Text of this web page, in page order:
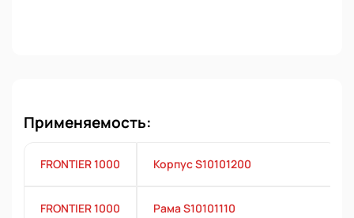
Применяемость:
FRONTIER 1000 Корпус S10101200
FRONTIER 1000 Рама S10101110